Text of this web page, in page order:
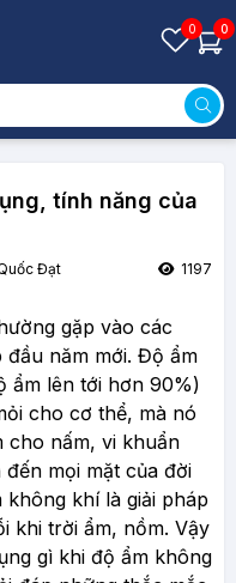
0 0
tính năng của
Đạt 1197
gặp vào các
đầu năm mới. Độ ẩm
ẩm lên tới hơn 90%)
cho cơ thể, mà nó
cho nấm, vi khuẩn
mọi mặt của đời
khí là giải pháp
khi trời ẩm, nồm. Vậy
gì khi độ ẩm không